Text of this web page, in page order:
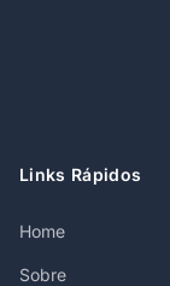
Links Rápidos
Home
Sobre